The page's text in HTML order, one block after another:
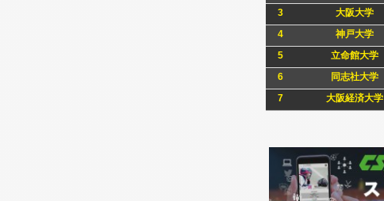
3 大阪大学
4 神戸大学
5 立命館大学
6 同志社大学
7 大阪経済大学